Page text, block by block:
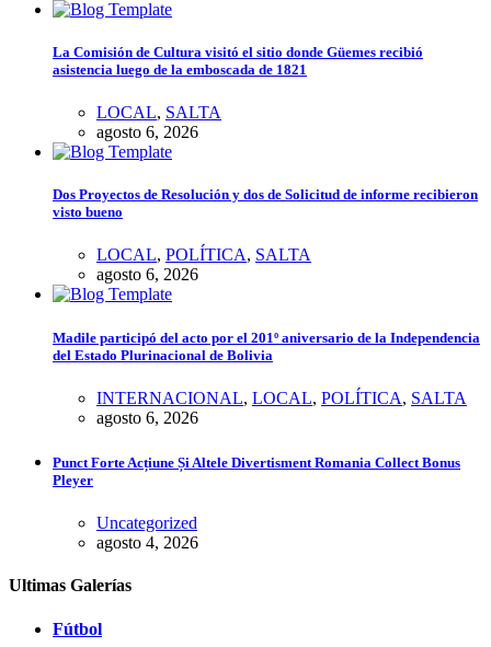
La Comisión de Cultura visitó el sitio donde Güemes recibió
asistencia luego de la emboscada de 1821
LOCAL, SALTA
agosto 6, 2026
Dos Proyectos de Resolución y dos de Solicitud de informe recibieron
visto bueno
LOCAL, POLÍTICA, SALTA
agosto 6, 2026
Madile participó del acto por el 201º aniversario de la Independencia
del Estado Plurinacional de Bolivia
INTERNACIONAL, LOCAL, POLÍTICA, SALTA
agosto 6, 2026
Punct Forte Acțiune Și Altele Divertisment Romania Collect Bonus
Pleyer
Uncategorized
agosto 4, 2026
Ultimas Galerías
Fútbol